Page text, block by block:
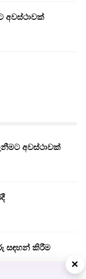
×
අවස්ථාවක්
අවස්ථාවක්
සඳහන් කිරීම